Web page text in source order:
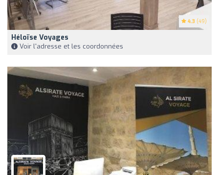
4.3 (49)
Héloïse Voyages
Voir l'adresse et les coordonnées